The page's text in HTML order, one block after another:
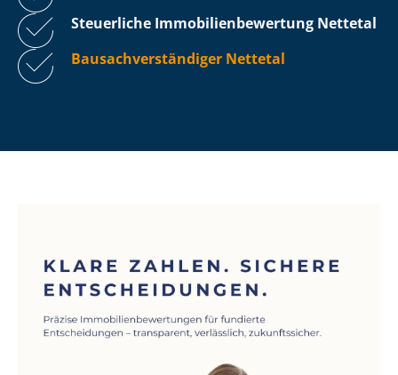
Steuerliche Im­mo­bi­li­en­be­wer­tung Nettetal
Bau­sach­ver­stän­di­ger Nettetal